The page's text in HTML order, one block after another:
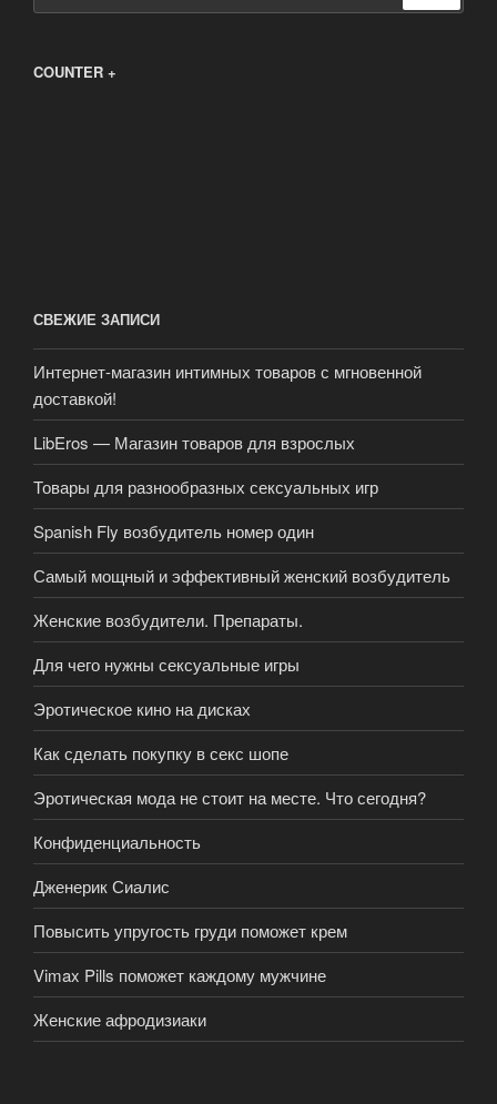
COUNTER +
СВЕЖИЕ ЗАПИСИ
Интернет-магазин интимных товаров с мгновенной
доставкой!
LibEros — Магазин товаров для взрослых
Товары для разнообразных сексуальных игр
Spanish Fly возбудитель номер один
Самый мощный и эффективный женский возбудитель
Женские возбудители. Препараты.
Для чего нужны сексуальные игры
Эротическое кино на дисках
Как сделать покупку в секс шопе
Эротическая мода не стоит на месте. Что сегодня?
Конфиденциальность
Дженерик Сиалис
Повысить упругость груди поможет крем
Vimax Pills поможет каждому мужчине
Женские афродизиаки